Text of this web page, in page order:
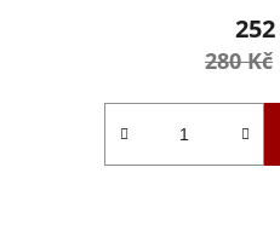
280 Kč